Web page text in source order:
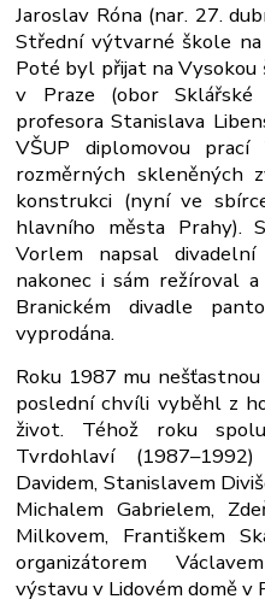
Jaroslav Róna (nar. 27.
Střední výtvarné škole
Poté byl přijat na
v Praze (obor
profesora Stanislava
VŠUP diplomovou
rozměrných skleněných
konstrukci (nyní ve
hlavního města Prahy).
Vorlem napsal
nakonec i sám režíroval
Branickém divadle
vyprodána.
Roku 1987 mu
poslední chvíli vyběhl z
život. Téhož roku
Tvrdohlaví
Davidem, Stanislavem
Michalem Gabrielem,
Milkovem, Františkem
organizátorem
výstavu v Lidovém domě v